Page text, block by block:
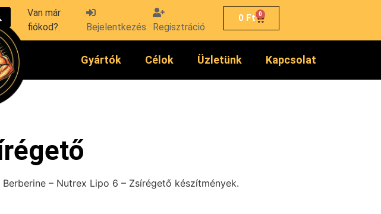
Van már
fiókod?
Bejelentkezés Regisztráció
0 Ft 0
Gyártók Célok Üzletünk Kapcsolat
– Nutrex Lipo 6 – Zsírégető készítmények.